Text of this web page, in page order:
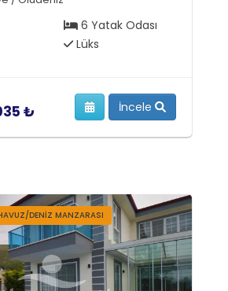
6 Yatak Odası
Lüks
₺ İncele
DENİZ MANZARASI